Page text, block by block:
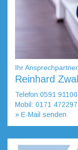
Ihr Ansprechpartner
Reinhard
Telefon 0591
Mobil: 0171
» E-Mail senden